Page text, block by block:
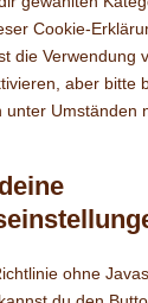
Cookie-
die Verwendung
aber bitte
unter Umständen
ohne